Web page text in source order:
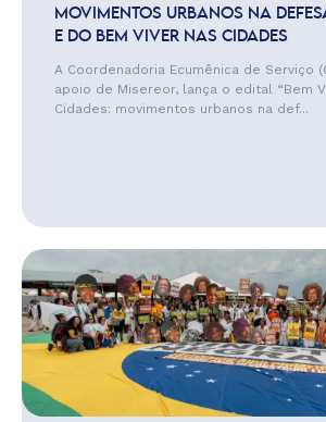
MOVIMENTOS URBANOS NA
E DO BEM VIVER NAS CIDADES
A Coordenadoria Ecumênica de Serviço
apoio de Misereor, lança o edital “Bem
Cidades: movimentos urbanos na def...